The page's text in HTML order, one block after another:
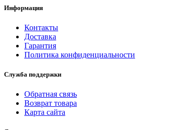
Информация
Контакты
Доставка
Гарантия
Политика конфиденциальности
Служба поддержки
Обратная связь
Возврат товара
Карта сайта